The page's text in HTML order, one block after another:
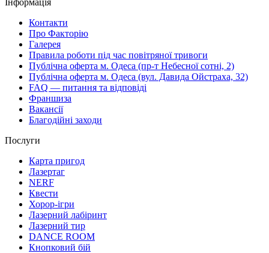
Контакти
Про Факторію
Галерея
Правила роботи під час повітряної тривоги
Публічна оферта м. Одеса (пр-т Небесної сотні, 2)
Публічна оферта м. Одеса (вул. Давида Ойстраха, 32)
FAQ — питання та відповіді
Франшиза
Вакансії
Благодійні заходи
Послуги
Карта пригод
Лазертаг
NERF
Квести
Хорор-ігри
Лазерний лабіринт
Лазерний тир
DANCE ROOM
Кнопковий бій